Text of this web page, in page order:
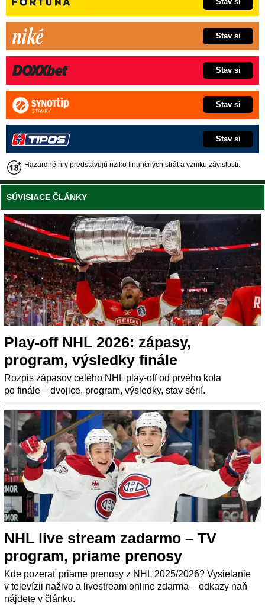
Stav si
Stav si
Stav si
Stav si
Hazardné hry predstavujú riziko finančných strát a vzniku závislosti.
SÚVISIACE ČLÁNKY
Play-off NHL 2026: zápasy,
program, výsledky finále
Rozpis zápasov celého NHL play-off od prvého kola
po finále – dvojice, program, výsledky, stav sérií.
NHL live stream zadarmo – TV
program, priame prenosy
Kde pozerať priame prenosy z NHL 2025/2026? Vysielanie
v televízii naživo a livestream online zdarma – odkazy naň
nájdete v článku.